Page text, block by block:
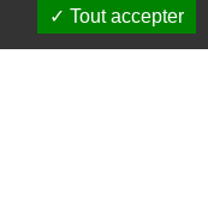
*Note de l’auteur :
s’intégrer à notre
Tout accepter